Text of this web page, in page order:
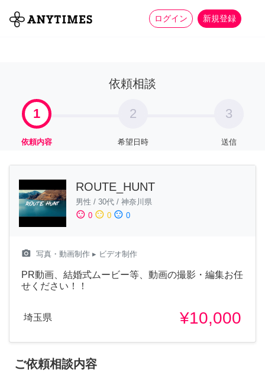
ログイン 新規登録
全て 家事 more_horiz
依頼相談
1
依頼内容
2
希望日時
3
送信
ROUTE_HUNT
男性 / 30代 / 神奈川県
sentiment_satisfied 0 sentiment_neutral 0 sentiment_dissatisfied 0
camera_alt 写真・動画制作 ▸ ビデオ制作
PR動画、結婚式ムービー等、動画の撮影・編集お任
せください！！
埼玉県 ¥10,000
ご依頼相談内容